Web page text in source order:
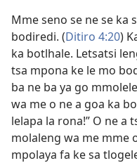
Mme seno se ne se ka
bodiredi. (Ditiro 4:20)
ka botlhale. Letsatsi
tsa mpona ke le mo
ba ne ba ya go
wa me o ne a goa ka
lelapa la rona!” O ne a
molaleng wa me mme
mpolaya fa ke sa